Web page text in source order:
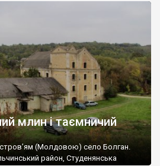
млин і таємничий
(Молдовою) село Болган.
район, Студенянська